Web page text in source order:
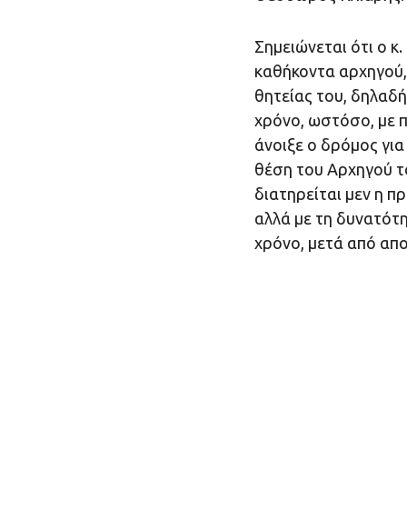
Σημειώνεται ότι ο
καθήκοντα
θητείας του,
χρόνο, ωστόσο, με
άνοιξε ο δρόμος
θέση του Αρχηγού
διατηρείται μεν η
αλλά με τη
χρόνο, μετά από